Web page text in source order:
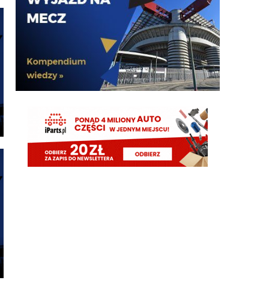
Jak tam Adriano, co słychać
07.08.2026 19:15
FENDI_SOSA
07.08.2026 18:56
Adriano ty already dead a nie forever he xd
FENDI_SOSA 07.08.2026 18:56
Oleeks ciśnij go he
Adriano_forever 07.08.2026 18:30